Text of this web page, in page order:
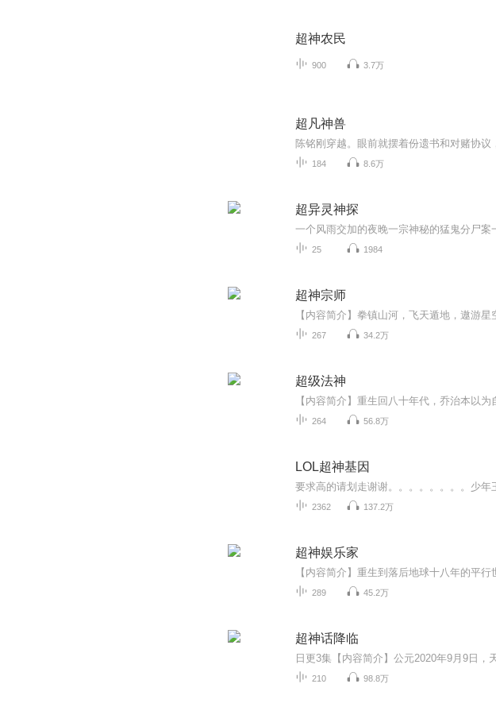
超神农民
900 3.7万
超凡神兽
184 8.6万
超异灵神探
25 1984
超神宗师
267 34.2万
超级法神
264 56.8万
LOL超神基因
2362 137.2万
超神娱乐家
289 45.2万
超神话降临
210 98.8万